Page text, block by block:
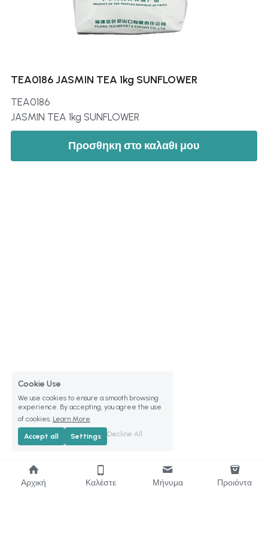
TEA0186 JASMIN TEA 1kg SUNFLOWER
TEA0186
JASMIN TEA 1kg SUNFLOWER
Προσθηκη στο καλαθι μου
Αρχική Καλέστε Μήνυμα Προιόντα
Cookie Use
We use cookies to ensure a smooth browsing
experience. By accepting, you agree the use
of cookies. Learn More
Accept all Settings Decline All